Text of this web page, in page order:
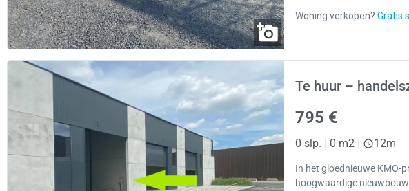
Te huur –
795 €
0 slp. | 0 m2 | 12m
In het gloednieuwe KMO-
hoogwaardige